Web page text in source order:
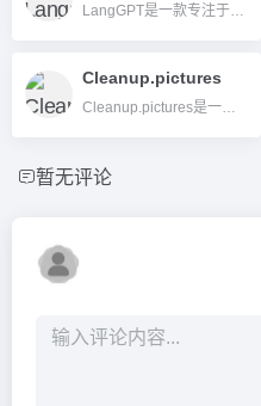
Cleanup.pictures
暂无评论